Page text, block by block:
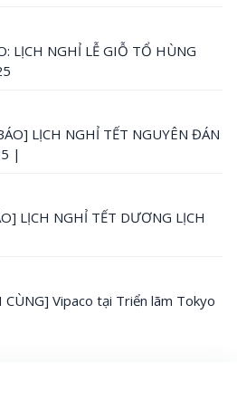
LỊCH NGHỈ LỄ GIỖ TỔ HÙNG
LỊCH NGHỈ TẾT NGUYÊN ĐÁN
|
LỊCH NGHỈ TẾT DƯƠNG LỊCH
CÙNG] Vipaco tại Triển lãm Tokyo